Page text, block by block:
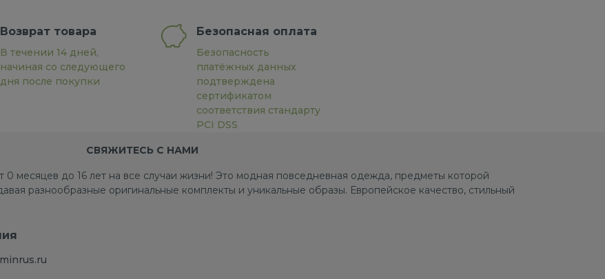
Возврат товара
В течении 14 дней,
начиная со следующего
дня после покупки
Безопасная оплата
Безопасность
платёжных данных
подтверждена
сертификатом
соответствия стандарту
PCI DSS
СВЯЖИТЕСЬ С НАМИ
месяцев до 16 лет на все случаи жизни! Это модная повседневная одежда, предметы которой
разнообразные оригинальные комплекты и уникальные образы. Европейское качество, стильный